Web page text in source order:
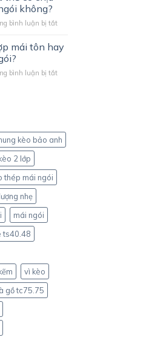
mạ
nhẹ
với
không?
bình luận bị tắtở
nhìn
và
ngói
không?
mái tôn hay
bình luận bị tắtở
mái
ngói?
kèo bảo anh
2 lớp
thép mái ngói
nhẹ
mái ngói
ts40.48
vì kèo
gồ tc75.75